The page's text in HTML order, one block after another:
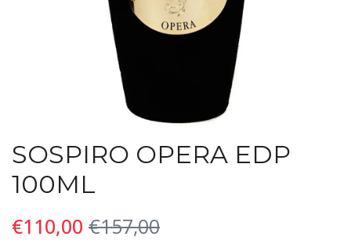
SOSPIRO OPERA EDP
100ML
€110,00 €157,00